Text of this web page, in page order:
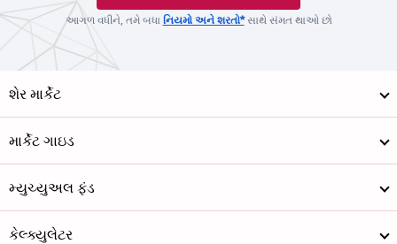
આગળ વધીને, તમે બધા નિયમો અને શરતો*સાથે સંમત થાઓ છો
શેર માર્કેટ
માર્કેટ ગાઇડ
મ્યુચ્યુઅલ ફંડ
કેલ્ક્યુલેટર